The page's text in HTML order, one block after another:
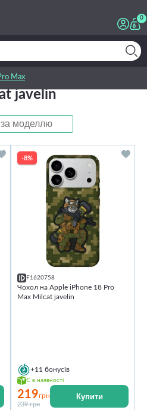
0
Max
javelin
-8%
F1620758
Чохол на Apple iPhone 18 Pro
Max Milcat javelin
+11 бонусів
Є в наявності
219грн
239 грн
Купити